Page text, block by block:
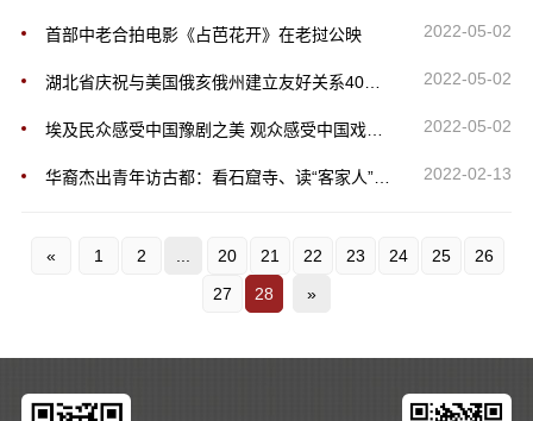
首部中老合拍电影《占芭花开》在老挝公映 2022-05-02
湖北省庆祝与美国俄亥俄州建立友好关系40周年 2022-05-02
埃及民众感受中国豫剧之美 观众感受中国戏曲魅力 2022-05-02
华裔杰出青年访古都：看石窟寺、读“客家人”、识“最早中国” 2022-02-13
« 1 2 20 21 22 23 24 25
26
27
28 »